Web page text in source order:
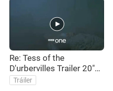
Re: Tess of the
D'urbervilles Trailer 20"
different cut
Tráiler